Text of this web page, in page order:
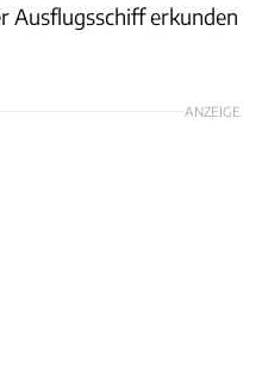
Ausflugsschiff erkunden
ANZEIGE